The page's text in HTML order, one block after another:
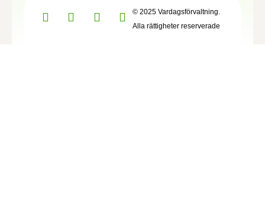
© 2025 Vardagsförvaltning.
Alla rättigheter reserverade